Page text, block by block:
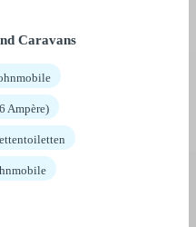
Caravans
Ampère)